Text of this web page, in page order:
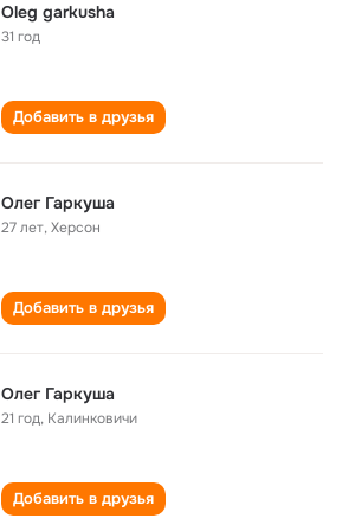
Oleg garkusha
31 год
Добавить в друзья
Олег Гаркуша
27 лет,Херсон
Добавить в друзья
Олег Гаркуша
21 год, Калинковичи
Добавить в друзья